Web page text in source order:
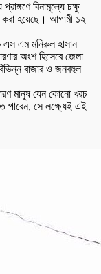
বিনামূল্যে চক্ষু
হয়েছে। আগামী ১২
এস এম মনিরুল হাসান
অংশ হিসেবে জেলা
বাজার ও জনবহুল
মানুষ যেন কোনো খরচ
পারেন, সে লক্ষ্যেই এই